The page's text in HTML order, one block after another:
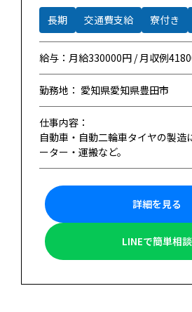
長期 交通費支給 寮付き
給与：月給330000円 / 月収例
勤務地： 愛知県愛知県豊田市
仕事内容：
自動車・自動二輪車タイヤの製造
ーター・運搬など。
詳細を見る
LINEで簡単相談